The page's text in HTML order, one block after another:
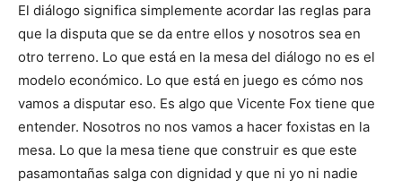
El diálogo significa simplemente acordar las reglas para
que la disputa que se da entre ellos y nosotros sea en
otro terreno. Lo que está en la mesa del diálogo no es el
modelo económico. Lo que está en juego es cómo nos
vamos a disputar eso. Es algo que Vicente Fox tiene que
entender. Nosotros no nos vamos a hacer foxistas en la
mesa. Lo que la mesa tiene que construir es que este
pasamontañas salga con dignidad y que ni yo ni nadie